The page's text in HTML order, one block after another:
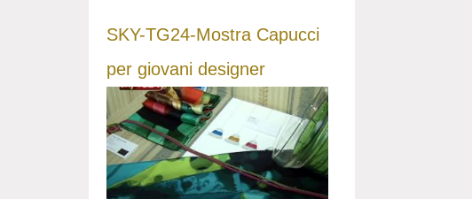
SKY-TG24-Mostra Capucci
per giovani designer